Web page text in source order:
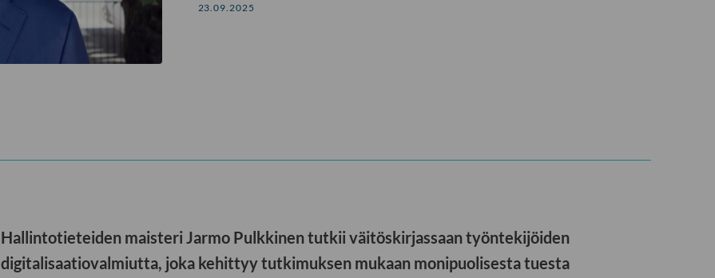
23.09.2025
Hallintotieteiden maisteri Jarmo Pulkkinen tutkii väitöskirjassaan työntekijöiden
digitalisaatiovalmiutta, joka kehittyy tutkimuksen mukaan monipuolisesta tuesta